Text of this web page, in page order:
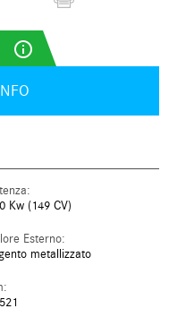
info_outline
Kw (149 CV)
Esterno:
metallizzato